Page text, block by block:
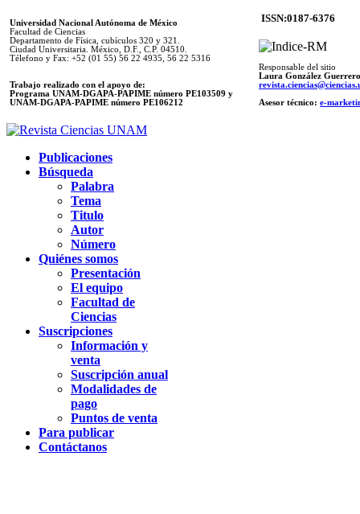
Universidad Nacional Autónoma de México
Facultad de Ciencias
Departamento de Física, cubículos 320 y 321.
Ciudad Universitaria. México, D.F., C.P. 04510.
Télefono y Fax: +52 (01 55) 56 22 4935, 56 22 5316
Trabajo realizado con el apoyo de:
Programa UNAM-DGAPA-PAPIME número PE103509 y
UNAM-DGAPA-PAPIME número PE106212
ISSN:0187-6376
Responsable del sitio
Laura González Guerrero
Asesor técnico: e-
Publicaciones
Búsqueda
Palabra
Tema
Titulo
Autor
Número
Quiénes somos
Presentación
El equipo
Facultad de
Ciencias
Suscripciones
Información y
venta
Suscripción anual
Modalidades de
pago
Puntos de venta
Para publicar
Contáctanos